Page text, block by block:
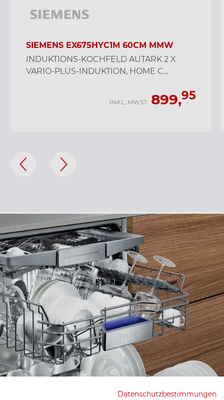
SIEMENS EX675HYC1M 60CM MMW
INDUKTIONS-KOCHFELD AUTARK 2 X
VARIO-PLUS-INDUKTION, HOME C...
INKL. MWST. 899,95
Datenschutzbestimmungen